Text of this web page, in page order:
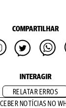
COMPARTILHAR
INTERAGIR
RELATAR ERROS
NOTÍCIAS NO